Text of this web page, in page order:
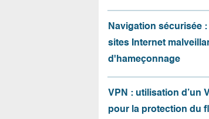
Navigation sécurisée
sites Internet
d'hameçonnage
VPN : utilisation d’un
pour la protection du